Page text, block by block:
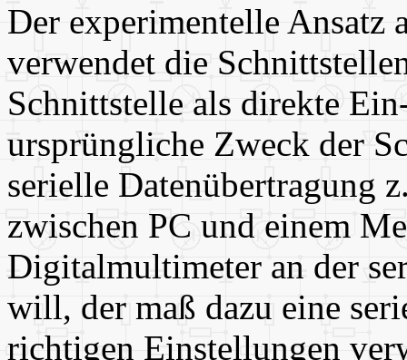
Der experimentelle Ansatz
verwendet die
Schnittstelle als direkte
ursprüngliche Zweck der
serielle Datenübertragung
zwischen PC und einem
Digitalmultimeter an der
will, der maß dazu eine
richtigen Einstellungen